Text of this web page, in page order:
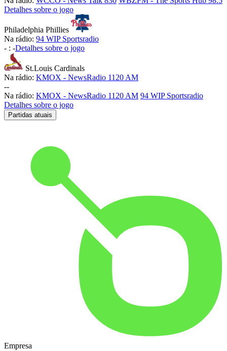
Detalhes sobre o jogo
Philadelphia Phillies
Na rádio: 94 WIP Sportsradio
- : -Detalhes sobre o jogo
St.Louis Cardinals
Na rádio: KMOX - NewsRadio 1120 AM
--
Na rádio: KMOX - NewsRadio 1120 AM 94 WIP Sportsradio
Detalhes sobre o jogo
Partidas atuais
Empresa